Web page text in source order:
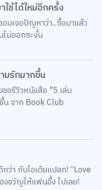
ช้ได้ใหม่อีกครั้ง
บเจอปัญหาว่า...ซื้อมาแล้ว
ไม่ออกซะงั้น
มรักมากขึ้น
ขอรีวิวหนังสือ "5 เล่ม
น จาก Book Club
ว่า กับไอเดียแปลก! “Love
งขวัญให้แฟนอึ้ง ไปเลย!